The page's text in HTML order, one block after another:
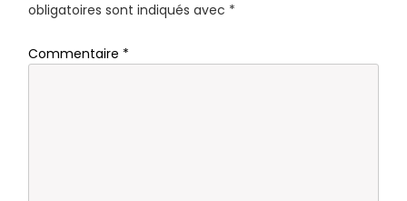
obligatoires sont indiqués avec *
Commentaire *